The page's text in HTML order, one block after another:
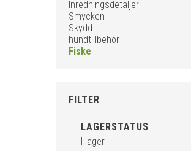
Inredningsdetaljer
Smycken
Skydd
hundtillbehör
Fiske
FILTER
LAGERSTATUS
I lager